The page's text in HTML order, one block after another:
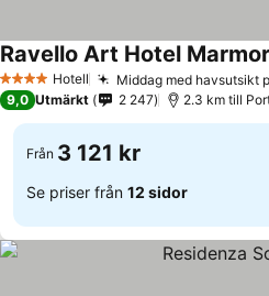
4 StjärnorHotell Middag med havsutsikt
Ravello Art Hotel
9,0 Utmärkt 2 247 2.3 km till
Från 3 121 kr
Se priser från 12 sidor